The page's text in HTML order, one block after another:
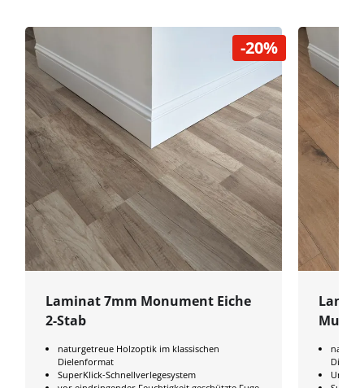
-20%
Laminat 7mm Monument Eiche
2-Stab
naturgetreue Holzoptik im klassischen
Dielenformat
SuperKlick-Schnellverlegesystem